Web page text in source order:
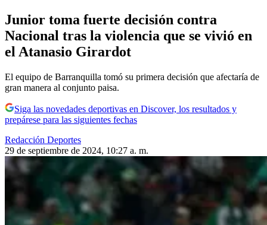
Junior toma fuerte decisión contra
Nacional tras la violencia que se vivió en
el Atanasio Girardot
El equipo de Barranquilla tomó su primera decisión que afectaría de
gran manera al conjunto paisa.
Siga las novedades deportivas en Discover, los resultados y
prepárese para las siguientes fechas
Redacción Deportes
29 de septiembre de 2024, 10:27 a. m.